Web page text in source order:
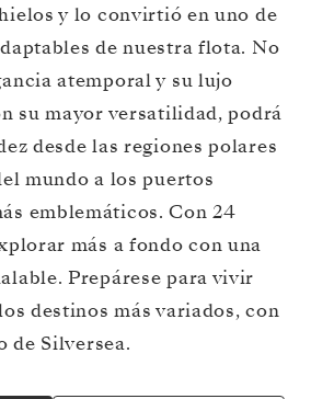
y lo convirtió en uno de
de nuestra flota. No
atemporal y su lujo
su mayor versatilidad, podrá
desde las regiones polares
mundo a los puertos
emblemáticos. Con 24
más a fondo con una
Prepárese para vivir
destinos más variados, con
de Silversea.